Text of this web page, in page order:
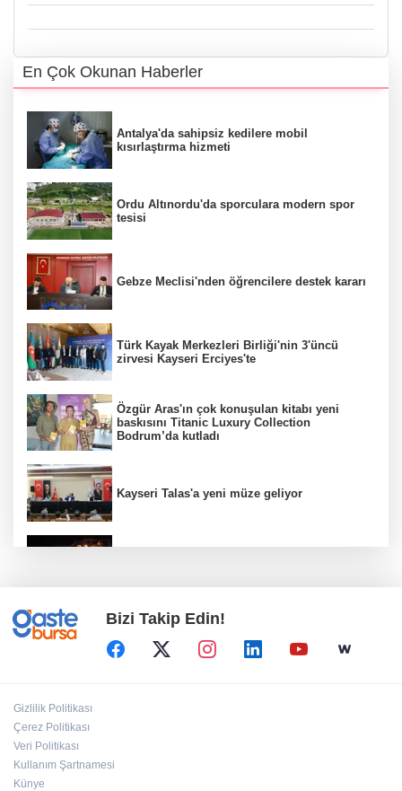
En Çok Okunan Haberler
Antalya'da sahipsiz kedilere mobil
kısırlaştırma hizmeti
Ordu Altınordu'da sporculara modern spor
tesisi
Gebze Meclisi'nden öğrencilere destek kararı
Türk Kayak Merkezleri Birliği'nin 3'üncü
zirvesi Kayseri Erciyes'te
Özgür Aras'ın çok konuşulan kitabı yeni
baskısını Titanic Luxury Collection
Bodrum’da kutladı
Kayseri Talas'a yeni müze geliyor
Sepetçi’de 'Köyde Şenlik Var' ile çocuklar
eğlendi
Bizi Takip Edin!
Gizlilik Politikası
Çerez Politikası
Veri Politikası
Kullanım Şartnamesi
Künye